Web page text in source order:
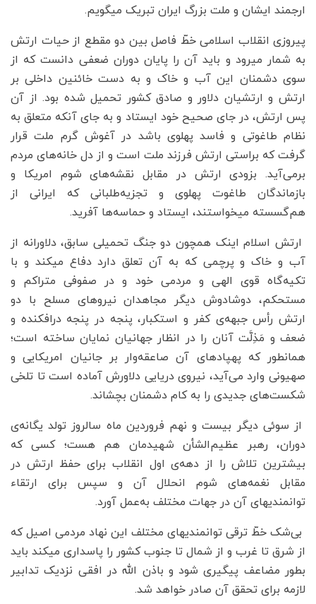
ارجمند ایشان و ملت بزرگ ایران تبریک میگویم.
پیروزی انقلاب اسلامی خطّ فاصل بین دو مقطع از حیات ارتش
به شمار میرود و باید آن را پایان دوران ضعفی دانست که از
سوی دشمنان این آب و خاک و به دست خائنین داخلی بر
ارتش و ارتشیان دلاور و صادق کشور تحمیل شده بود. از آن
پس ارتش، در جای صحیح خود ایستاد و به جای آنکه متعلق به
نظام طاغوتی و فاسد پهلوی باشد در آغوش گرم ملت قرار
گرفت که براستی ارتش فرزند ملت است و از دل خانه‌های مردم
برمی‌آید. بزودی ارتش در مقابل نقشه‌های شوم امریکا و
بازماندگان طاغوت پهلوی و تجزیه‌‌طلبانی که ایرانی از
هم‌گسسته میخواستند، ایستاد و حماسه‌ها آفرید.
ارتش اسلام اینک همچون دو جنگ تحمیلی سابق، دلاورانه از
آب و خاک و پرچمی که به آن تعلق دارد دفاع میکند و با
تکیه‌گاه قوی الهی و مردمی خود و در صفوفی متراکم و
مستحکم، دوشادوش دیگر مجاهدان نیروهای مسلح با دو
ارتش رأس جبهه‌ی کفر و استکبار، پنجه در پنجه درافکنده و
ضعف و مَذِلَّت آنان را در انظار جهانیان نمایان ساخته است؛
همانطور که پهپادهای آن صاعقه‌وار بر جانیان امریکایی و
صهیونی وارد می‌آید، نیروی دریایی دلاورش آماده است تا تلخی
شکست‌های جدیدی را به کام دشمنان بچشاند.
از سوئی دیگر بیست‌ و نهم فروردین ماه سالروز تولد یگانه‌ی
دوران، رهبر عظیم‌الشأن شهیدمان هم هست؛ کسی که
بیشترین تلاش را از دهه‌ی اول انقلاب برای حفظ ارتش در
مقابل نغمه‌های شوم انحلال آن و سپس برای ارتقاء
توانمندیهای آن در جهات مختلف به‌عمل آورد.
بی‌شک خطّ ترقی توانمندیهای مختلف این نهاد مردمی اصیل که
از شرق تا غرب و از شمال تا جنوب کشور را پاسداری میکند باید
بطور مضاعف پیگیری شود و باذن‌ الله در افقی نزدیک تدابیر
لازمه برای تحقق آن صادر خواهد شد.